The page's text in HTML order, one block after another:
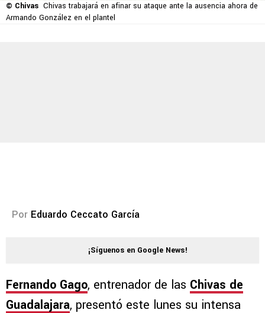
© Chivas Chivas trabajará en afinar su ataque ante la ausencia ahora de
Armando González en el plantel
Por Eduardo Ceccato García
¡Síguenos en Google News!
Fernando Gago, entrenador de las Chivas de
Guadalajara, presentó este lunes su intensa